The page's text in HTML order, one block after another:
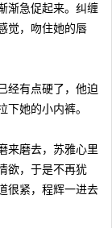
急促起来。纠缠
觉，吻住她的唇
有点硬了，他迫
她的小内裤。
磨去，苏雅心里
欲，于是不再犹
很紧，程辉一进去